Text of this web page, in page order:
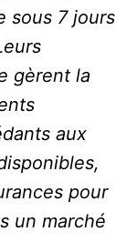
sous 7 jours
gèrent la
aux
pour
un marché